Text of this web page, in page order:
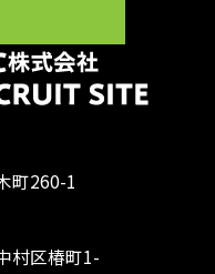
町260-1
村区椿町1-